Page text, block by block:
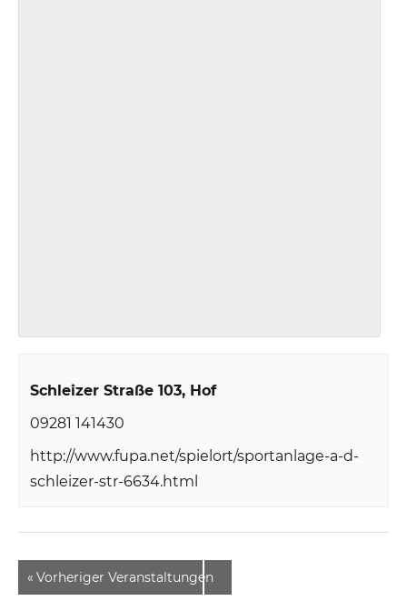
Schleizer Straße 103 Hof
09281 141430
http://www.fupa.net/spielort/sportanlage-a-d-
schleizer-str-6634.html
« Vorheriger Veranstaltungen